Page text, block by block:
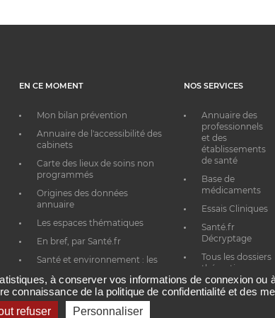
EN CE MOMENT
Mon bilan prévention
Annuaire de l'accessibilité des
cabinets
Carte des lieux de soins non
programmés
Origines des données
annuaire
Les espaces thématiques
En bref, par Santé.fr
Santé et environnement : les
NOS SERVICES
Annuaire des
professionnels
et des
établissements
de santé
Base de
médicaments
Essais Cliniques
Santé.fr
Décryptage
Tous les dossiers
thématiques
à conserver vos informations de connexion ou
de la politique de confidentialité et des
refuser Personnaliser